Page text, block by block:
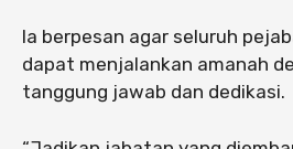
Ia berpesan agar seluruh
dapat menjalankan amanah
tanggung jawab dan dedikasi.